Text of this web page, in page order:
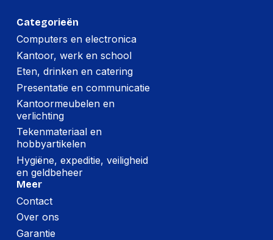
Hoogte:
90 millimeter
Lengte:
285 millimeter
Gewicht:
790 gram
Categorieën
Computers en electronica
Kantoor, werk en school
Eten, drinken en catering
Presentatie en communicatie
Kantoormeubelen en
verlichting
Tekenmateriaal en
hobbyartikelen
Hygiëne, expeditie, veiligheid
en geldbeheer
Meer
Contact
Over ons
Garantie